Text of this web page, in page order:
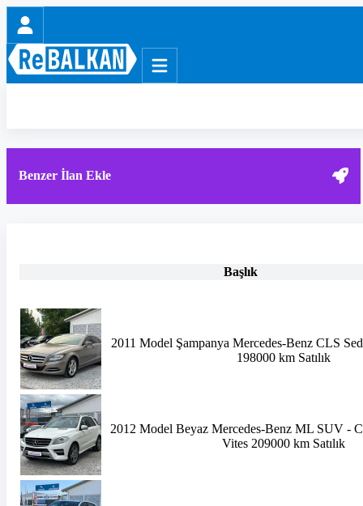
Benzer İlan Ekle
Başlık
2011 Model Şampanya Mercedes-Benz CLS
198000 km Satılık
2012 Model Beyaz Mercedes-Benz ML SUV -
Vites 209000 km Satılık